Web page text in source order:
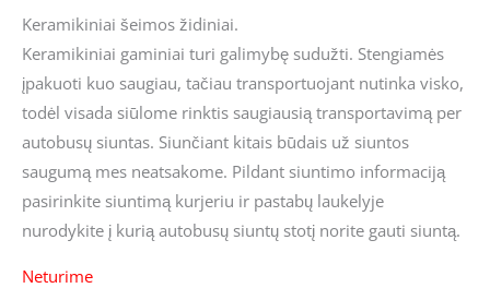
Keramikiniai šeimos židiniai.
Keramikiniai gaminiai turi galimybę sudužti. Stengiamės
įpakuoti kuo saugiau, tačiau transportuojant nutinka visko,
todėl visada siūlome rinktis saugiausią transportavimą per
autobusų siuntas. Siunčiant kitais būdais už siuntos
saugumą mes neatsakome. Pildant siuntimo informaciją
pasirinkite siuntimą kurjeriu ir pastabų laukelyje
nurodykite į kurią autobusų siuntų stotį norite gauti siuntą.
Neturime